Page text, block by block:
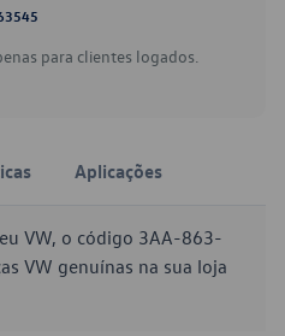
para clientes logados.
Aplicações
VW, o código 3AA-863-
VW genuínas na sua loja